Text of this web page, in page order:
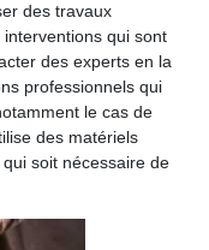
des travaux
qui sont
des experts en la
professionnels qui
le cas de
des matériels
soit nécessaire de